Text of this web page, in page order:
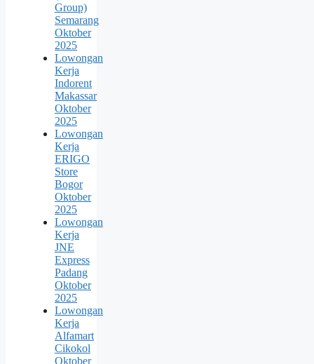
Group)
Semarang
Oktober
2025
Lowongan
Kerja
Indorent
Makassar
Oktober
2025
Lowongan
Kerja
ERIGO
Store
Bogor
Oktober
2025
Lowongan
Kerja
JNE
Express
Padang
Oktober
2025
Lowongan
Kerja
Alfamart
Cikokol
Oktober